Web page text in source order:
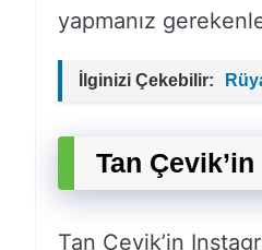
yapmanız
İlginizi Çekebilir:
Tan
Tan Çevik’in